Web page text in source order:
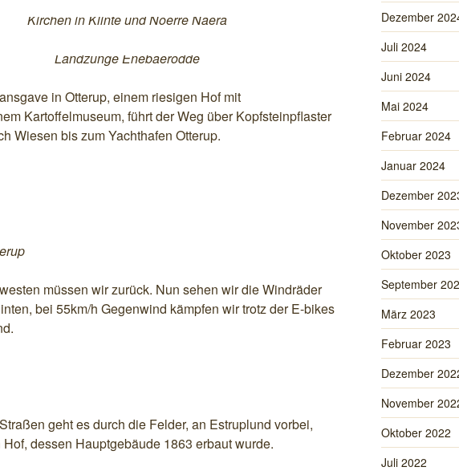
Kirchen in Klinte und Noerre Naera
Landzunge Enebaerodde
in Otterup, einem riesigen Hof mit
Kartoffelmuseum, führt der Weg über Kopfsteinpflaster
Wiesen bis zum Yachthafen Otterup.
müssen wir zurück. Nun sehen wir die Windräder
bei 55km/h Gegenwind kämpfen wir trotz der E-bikes
geht es durch die Felder, an Estruplund vorbei,
dessen Hauptgebäude 1863 erbaut wurde.
Dezember
Juli 2024
Juni 2024
Mai 2024
Februar 2024
Januar 2024
Dezember
November
Oktober 2023
September
März 2023
Februar 2023
Dezember
November
Oktober 2022
Juli 2022